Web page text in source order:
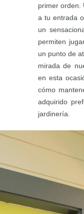
primer orden.
a tu entrada
un
permiten
un punto de
mirada de
en esta
cómo
adquirido
jardinería.